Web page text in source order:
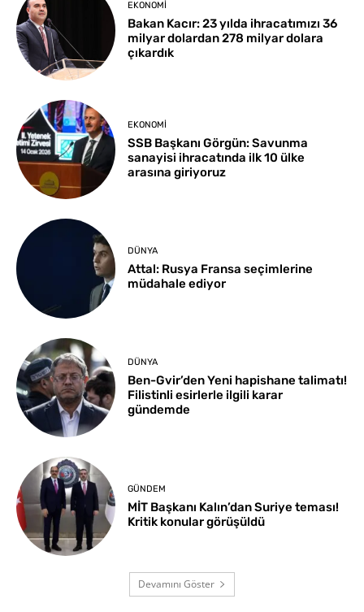
EKONOMI
Bakan Kacır: 23 yılda ihracatımızı 36
milyar dolardan 278 milyar dolara
çıkardık
EKONOMI
SSB Başkanı Görgün: Savunma
sanayisi ihracatında ilk 10 ülke
arasına giriyoruz
DÜNYA
Attal: Rusya Fransa seçimlerine
müdahale ediyor
DÜNYA
Ben-Gvir’den Yeni hapishane talimatı!
Filistinli esirlerle ilgili karar
gündemde
GÜNDEM
MİT Başkanı Kalın’dan Suriye teması!
Kritik konular görüşüldü
Devamını Göster